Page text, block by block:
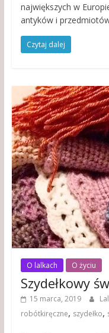
największych w
antyków i
Czytaj dalej
O lalkach O życiu
Szydełkowy
15 marca, 2019
robótkiręczne, szydełko,